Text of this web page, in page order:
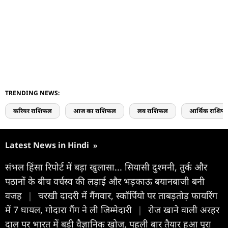
TRENDING NEWS:
करियर राशिफल आज का राशिफल लव राशिफल आर्थिक
Latest News in Hindi »
संभल हिंसा रिपोर्ट में बड़ा खुलासा... सियासी दुश्मनी, तुर्क और
पठानों के बीच वर्चस्व की लड़ाई और भड़काऊ बयानबाजी बनी
वजह
|
चरखी दादरी में गैंगवार, स्कॉर्पियो पर ताबड़तोड़ फायरिंग
में 7 घायल, गोदारा गैंग ने ली जिम्मेदारी
|
रोज खाने वाली अरहर
दाल पर भारत में बड़ी वैज्ञानिक खोज, पहली बार तैयार हुआ पूरा